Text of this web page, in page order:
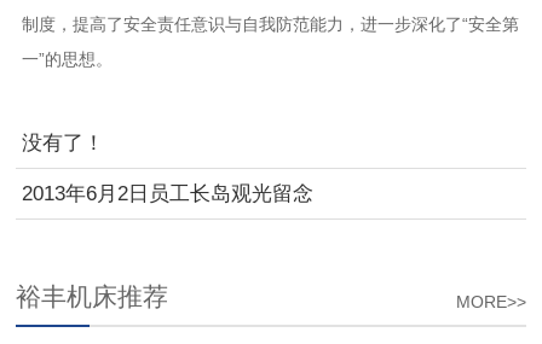
制度，提高了安全责任意识与自我防范能力，进一步深化了“安全第
一”的思想。
没有了！
2013年6月2日员工长岛观光留念
MORE>>
裕丰机床推荐